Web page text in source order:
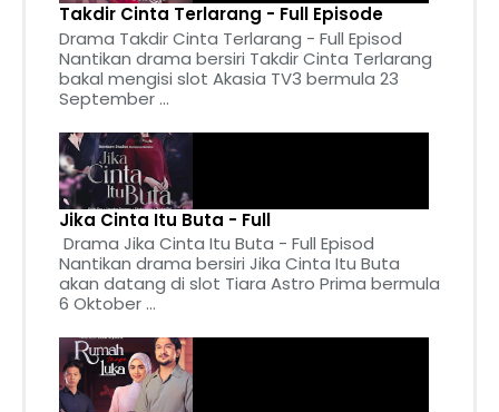
Takdir Cinta Terlarang - Full Episode
Drama Takdir Cinta Terlarang - Full Episod
Nantikan drama bersiri Takdir Cinta Terlarang
bakal mengisi slot Akasia TV3 bermula 23
September ...
Jika Cinta Itu Buta - Full
Drama Jika Cinta Itu Buta - Full Episod
Nantikan drama bersiri Jika Cinta Itu Buta
akan datang di slot Tiara Astro Prima bermula
6 Oktober ...